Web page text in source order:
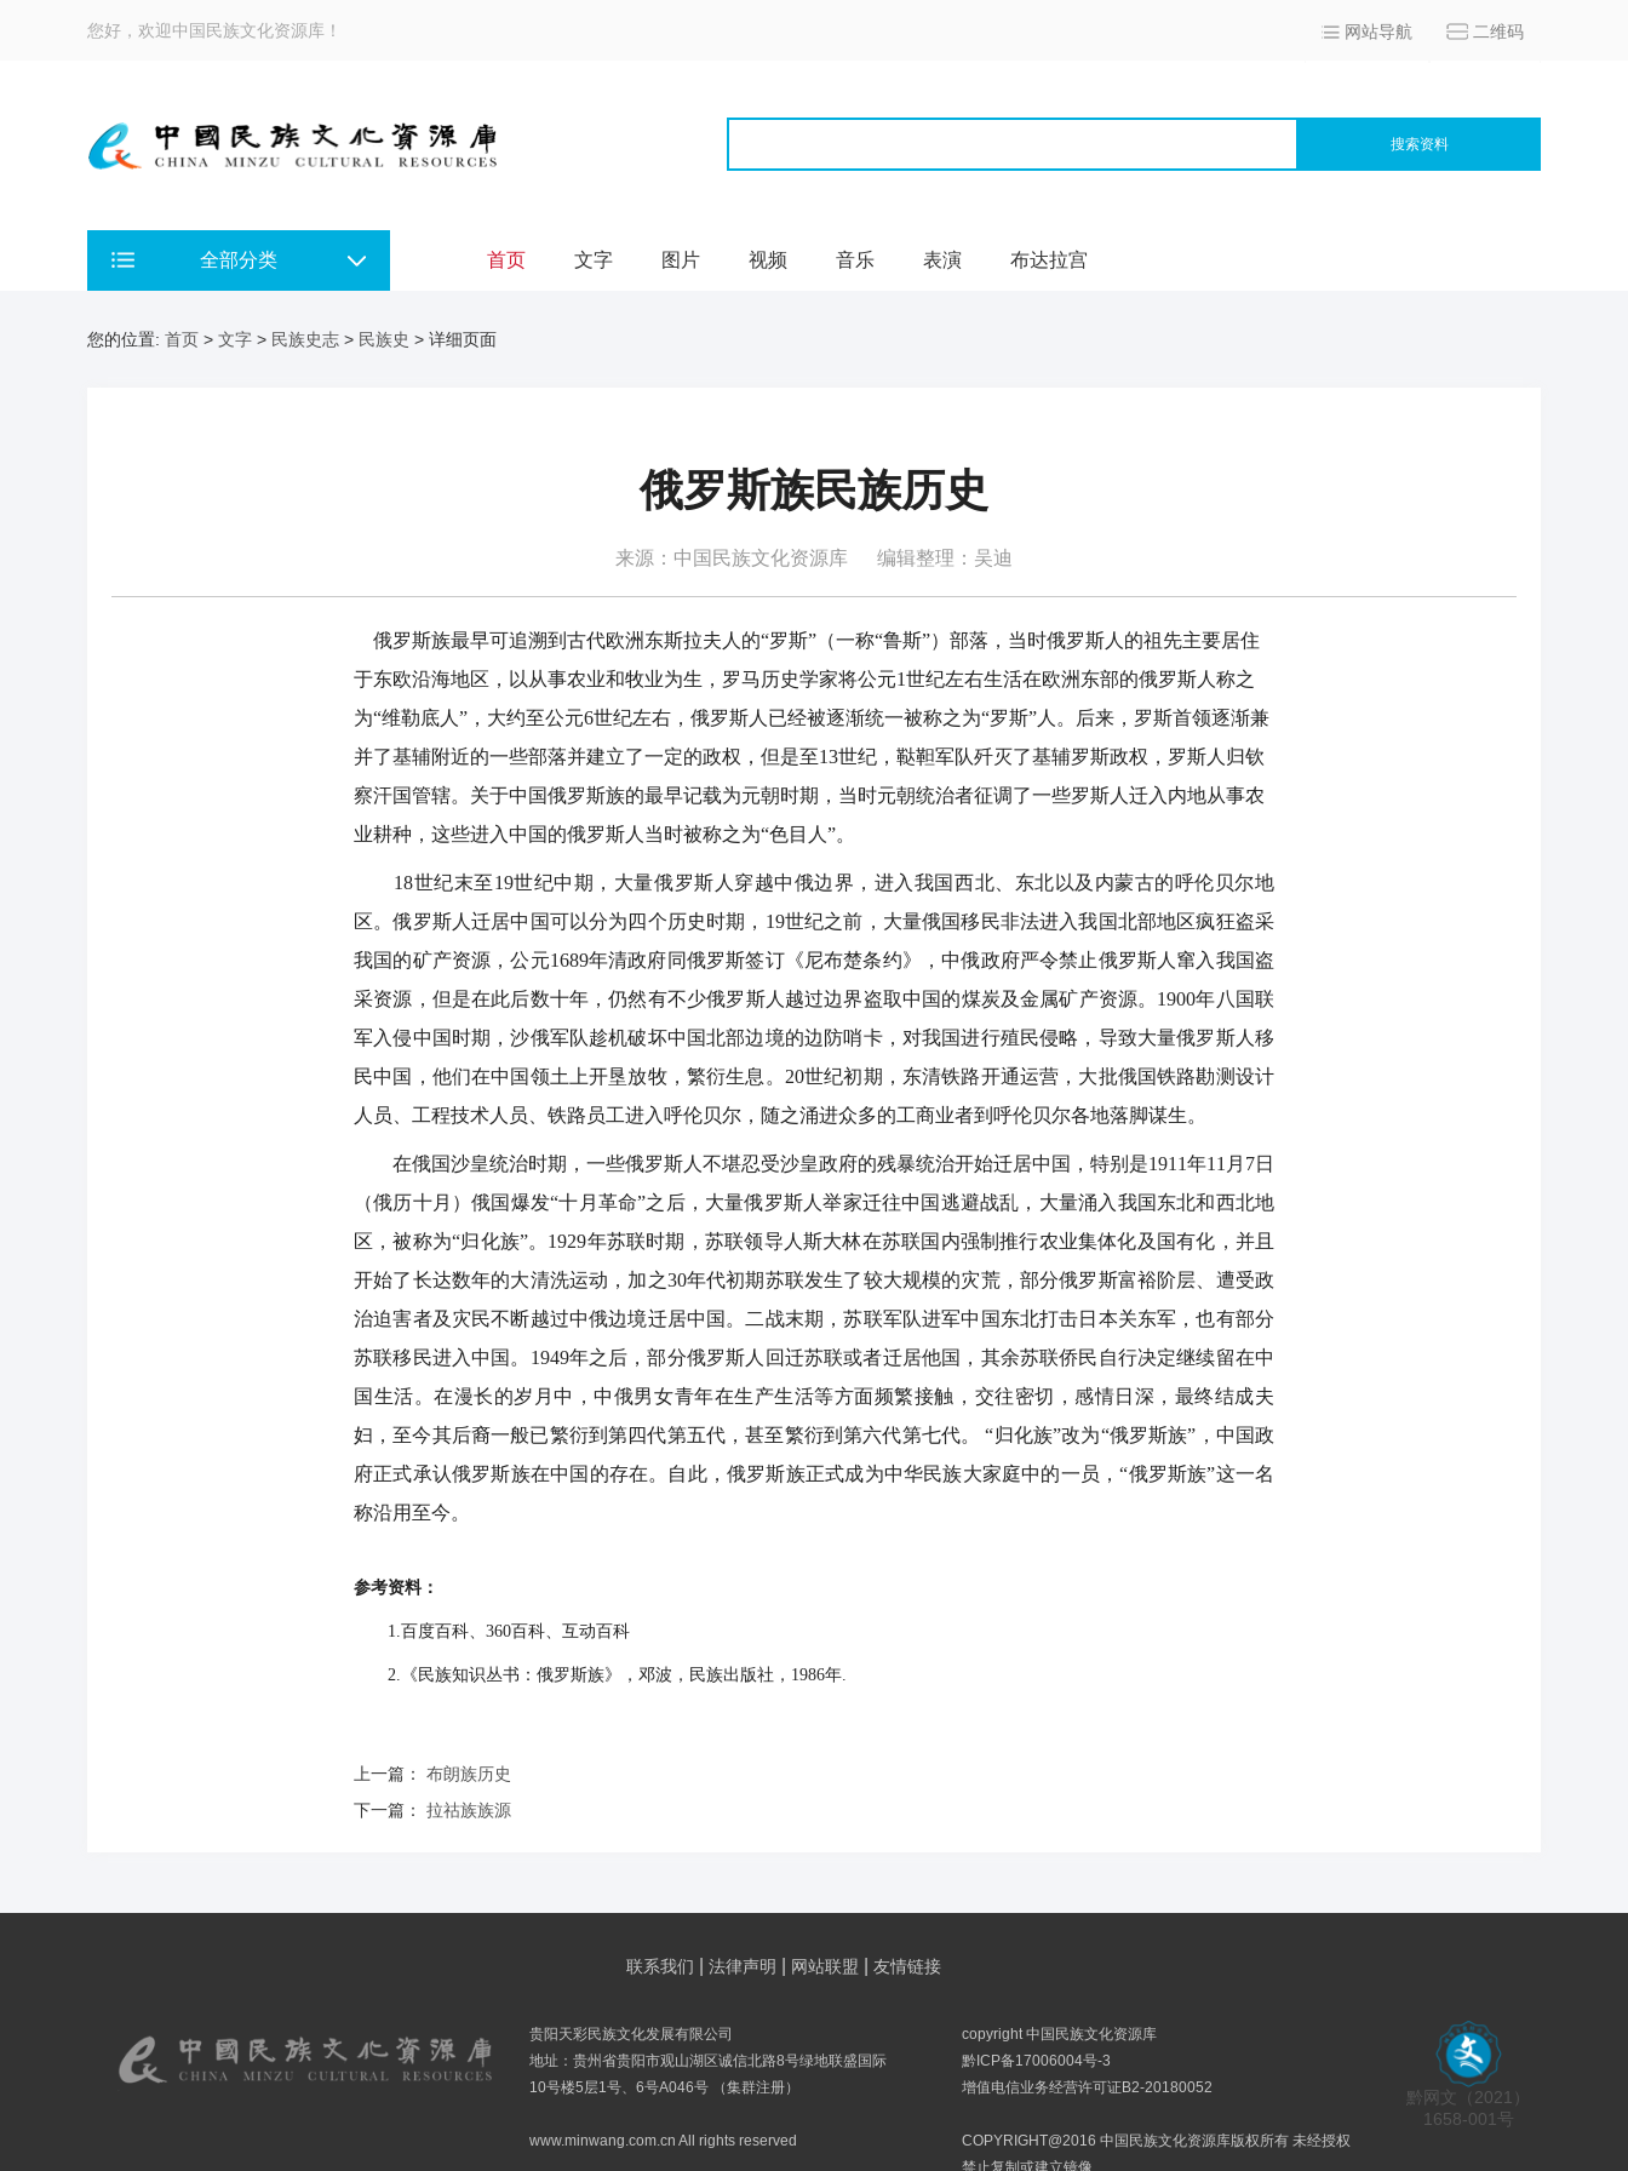
您好，欢迎中国民族文化资源库！ 网站导航 二维码
搜索资料
全部分类 首页 文字 图片 视频 音乐 表演 布达拉宫
您的位置: 首页 > 文字 > 民族史志 > 民族史 > 详细页面
俄罗斯族民族历史
来源：中国民族文化资源库 编辑整理：吴迪
俄罗斯族最早可追溯到古代欧洲东斯拉夫人的“罗斯”（一称“鲁斯”）部落，当时俄罗斯人的祖先主要居住
于东欧沿海地区，以从事农业和牧业为生，罗马历史学家将公元1世纪左右生活在欧洲东部的俄罗斯人称之
为“维勒底人”，大约至公元6世纪左右，俄罗斯人已经被逐渐统一被称之为“罗斯”人。后来，罗斯首领逐渐兼
并了基辅附近的一些部落并建立了一定的政权，但是至13世纪，鞑靼军队歼灭了基辅罗斯政权，罗斯人归钦
察汗国管辖。关于中国俄罗斯族的最早记载为元朝时期，当时元朝统治者征调了一些罗斯人迁入内地从事农
业耕种，这些进入中国的俄罗斯人当时被称之为“色目人”。
18世纪末至19世纪中期，大量俄罗斯人穿越中俄边界，进入我国西北、东北以及内蒙古的呼伦贝尔地
区。俄罗斯人迁居中国可以分为四个历史时期，19世纪之前，大量俄国移民非法进入我国北部地区疯狂盗采
我国的矿产资源，公元1689年清政府同俄罗斯签订《尼布楚条约》，中俄政府严令禁止俄罗斯人窜入我国盗
采资源，但是在此后数十年，仍然有不少俄罗斯人越过边界盗取中国的煤炭及金属矿产资源。1900年八国联
军入侵中国时期，沙俄军队趁机破坏中国北部边境的边防哨卡，对我国进行殖民侵略，导致大量俄罗斯人移
民中国，他们在中国领土上开垦放牧，繁衍生息。20世纪初期，东清铁路开通运营，大批俄国铁路勘测设计
人员、工程技术人员、铁路员工进入呼伦贝尔，随之涌进众多的工商业者到呼伦贝尔各地落脚谋生。
在俄国沙皇统治时期，一些俄罗斯人不堪忍受沙皇政府的残暴统治开始迁居中国，特别是1911年11月7日
（俄历十月）俄国爆发“十月革命”之后，大量俄罗斯人举家迁往中国逃避战乱，大量涌入我国东北和西北地
区，被称为“归化族”。1929年苏联时期，苏联领导人斯大林在苏联国内强制推行农业集体化及国有化，并且
开始了长达数年的大清洗运动，加之30年代初期苏联发生了较大规模的灾荒，部分俄罗斯富裕阶层、遭受政
治迫害者及灾民不断越过中俄边境迁居中国。二战末期，苏联军队进军中国东北打击日本关东军，也有部分
苏联移民进入中国。1949年之后，部分俄罗斯人回迁苏联或者迁居他国，其余苏联侨民自行决定继续留在中
国生活。在漫长的岁月中，中俄男女青年在生产生活等方面频繁接触，交往密切，感情日深，最终结成夫
妇，至今其后裔一般已繁衍到第四代第五代，甚至繁衍到第六代第七代。 “归化族”改为“俄罗斯族”，中国政
府正式承认俄罗斯族在中国的存在。自此，俄罗斯族正式成为中华民族大家庭中的一员，“俄罗斯族”这一名
称沿用至今。
参考资料：
1.百度百科、360百科、互动百科
2.《民族知识丛书：俄罗斯族》，邓波，民族出版社，1986年.
上一篇： 布朗族历史
下一篇： 拉祜族族源
联系我们 法律声明 网站联盟 友情链接
贵阳天彩民族文化发展有限公司
地址：贵州省贵阳市观山湖区诚信北路8号绿地联盛国际
10号楼5层1号、6号A046号 （集群注册）
www.minwang.com.cn All rights reserved
copyright 中国民族文化资源库
黔ICP备17006004号-3
增值电信业务经营许可证B2-20180052
COPYRIGHT@2016 中国民族文化资源库版权所有 未经授权
禁止复制或建立镜像
黔网文（2021）
1658-001号